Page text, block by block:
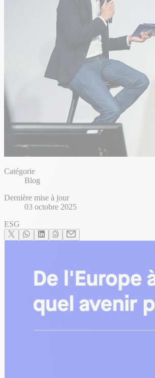
Catégorie
Blog
Dernière mise à jour
03 octobre 2025
ESG